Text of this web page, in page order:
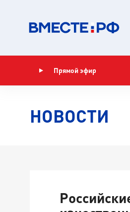
Прямой эфир
НОВОСТИ